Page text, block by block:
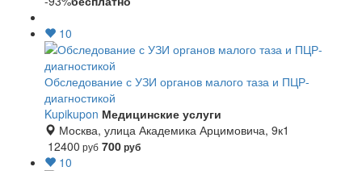
10
Обследование с УЗИ органов малого таза и ПЦР-
диагностикой
Kupikupon Медицинские услуги
Москва, улица Академика Арцимовича, 9к1
12400 руб 700руб
10